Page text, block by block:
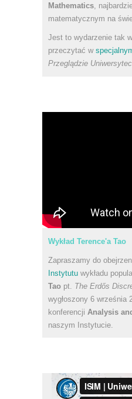
Mathematics ,
matematycznym na
Jest to wydarzenie tak
przeczytać w
Przeglądzie
Wykład Terence'a Tao
Zapraszamy do
Instytutu wykładu
Tao pt. The Erdős
wygłoszony 6 września
konferencji Analysis
naszym Instytucie.